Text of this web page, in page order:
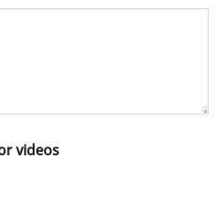
videos